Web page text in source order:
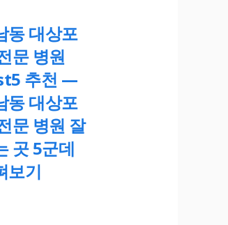
동 대상포
문 병원
추천 —
동 대상포
문 병원 잘
곳 5군데
보기